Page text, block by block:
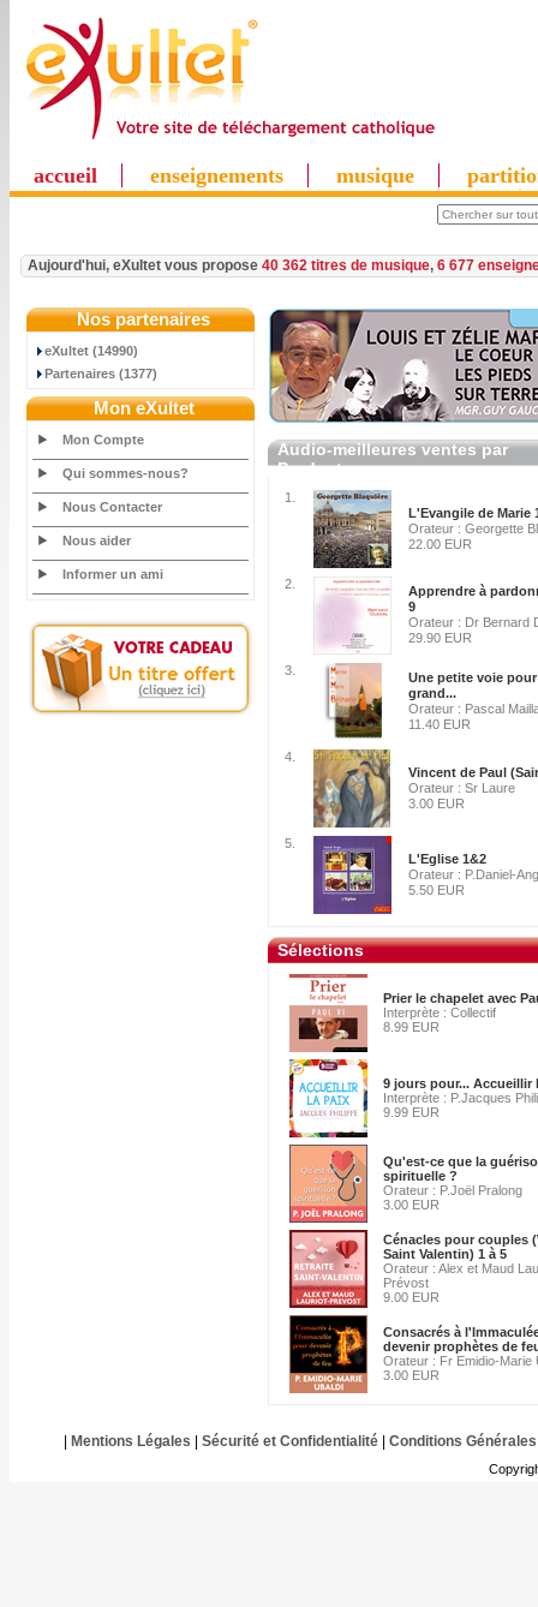
accueil enseignements musique
Aujourd'hui, eXultet vous propose 40 362 titres de musique, 6 677
Nos partenaires
eXultet (14990)
Partenaires (1377)
Mon eXultet
Mon Compte
Qui sommes-nous?
Nous Contacter
Nous aider
Informer un ami
Audio-meilleures ventes par
Producteur
1.
L'Evangile de Marie
Orateur : Georgette
22.00 EUR
2.
Apprendre à
9
Orateur : Dr Bernard
29.90 EUR
3.
Une petite voie
grand...
Orateur : Pascal
11.40 EUR
4.
Vincent de Paul
Orateur : Sr Laure
3.00 EUR
5.
L'Eglise 1&2
Orateur : P.Daniel-
5.50 EUR
Sélections
Prier le chapelet avec
Interprète : Collectif
8.99 EUR
9 jours pour... Accueillir
Interprète : P.Jacques
9.99 EUR
Qu'est-ce que la
spirituelle ?
Orateur : P.Joël Pralong
3.00 EUR
Cénacles pour couples
Saint Valentin) 1 à 5
Orateur : Alex et Maud
Prévost
9.00 EUR
Consacrés à
devenir prophètes de
Orateur : Fr Emidio-Marie
3.00 EUR
Mentions Légales Sécurité et Confidentialité| Conditions Générales